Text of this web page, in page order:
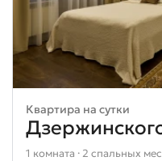
Квартира на сутки
1 комната · 2 спальных